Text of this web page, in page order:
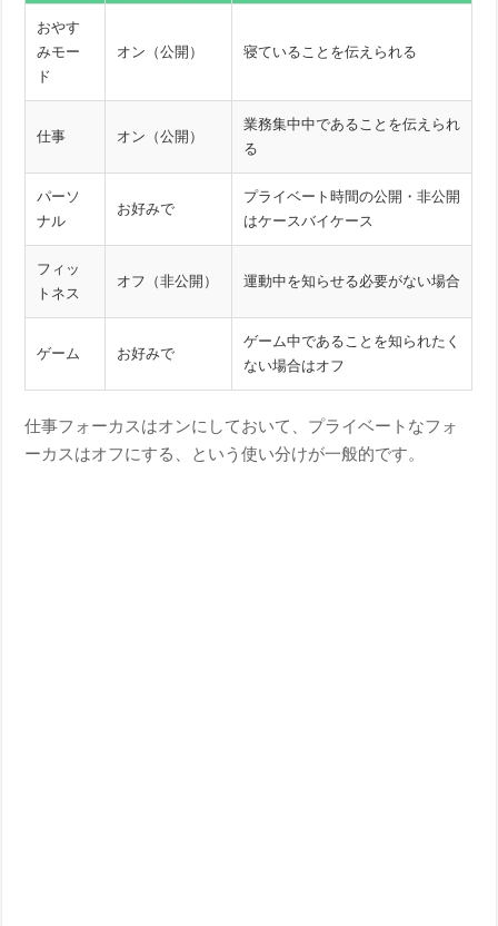
おやす
みモー
ド
オン（公開） 寝ていることを伝えられる
仕事 オン（公開）
業務集中中であることを伝えられ
る
パーソ
ナル
お好みで
プライベート時間の公開・非公開
はケースバイケース
フィッ
トネス
オフ（非公開） 運動中を知らせる必要がない場合
ゲーム お好みで
ゲーム中であることを知られたく
ない場合はオフ
仕事フォーカスはオンにしておいて、プライベートなフォ
ーカスはオフにする、という使い分けが一般的です。